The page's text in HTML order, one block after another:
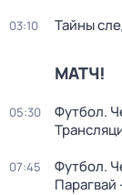
03:10 Тайны
МАТЧ!
05:30
Футбол.
07:45
Футбол.